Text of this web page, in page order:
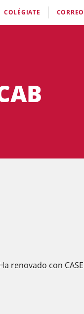
COLÉGIATE CORREO
renovado con